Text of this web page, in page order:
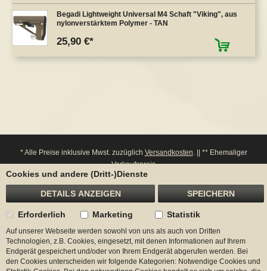
Begadi Lightweight Universal M4 Schaft "Viking", aus
nylonverstärktem Polymer - TAN
25,90 €
* Alle Preise inklusive Mwst. zuzüglich Versandkosten. || ** Ehemaliger
Verkaufspreis
**** Bitte beachten Sie: Bei einem Widerruf werden entsprechende Punkte von
Begadi
Kontakt
Cookies und andere (Dritt-)Dienste
DETAILS ANZEIGEN SPEICHERN
Erforderlich Marketing Statistik
Auf unserer Webseite werden sowohl von uns als auch von Dritten
Technologien, z.B. Cookies, eingesetzt, mit denen Informationen auf Ihrem
Endgerät gespeichert und/oder von Ihrem Endgerät abgerufen werden. Bei
den Cookies unterscheiden wir folgende Kategorien: Notwendige Cookies und